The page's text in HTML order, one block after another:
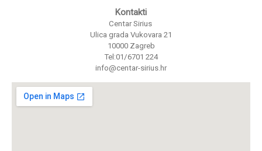
Kontakti
Centar Sirius
Ulica grada Vukovara 21
10000 Zagreb
Tel:01/6701 224
info@centar-sirius.hr